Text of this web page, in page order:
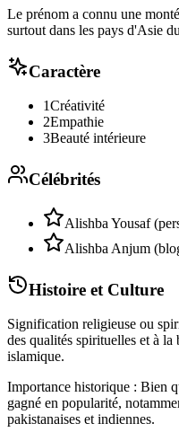
Le prénom a connu une
surtout dans les pays d'Asie
Caractère
1Créativité
2Empathie
3Beauté intérieure
Célébrités
Alishba Yousaf
Alishba Anjum
Histoire et Culture
Signification religieuse ou
des qualités spirituelles et à
islamique.
Importance historique : Bien
gagné en popularité,
pakistanaises et indiennes.